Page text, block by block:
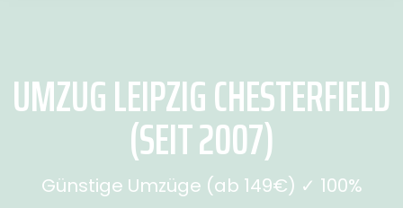
UMZUG LEIPZIG CHESTERFIELD
(SEIT 2007)
Günstige Umzüge (ab 149€) ✓ 100%